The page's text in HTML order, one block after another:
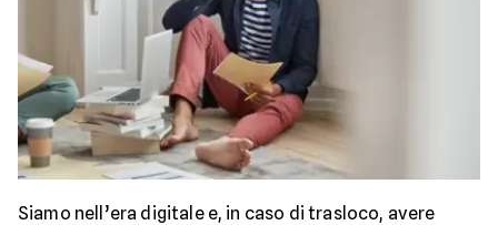
Siamo nell’era digitale e, in caso di trasloco, avere